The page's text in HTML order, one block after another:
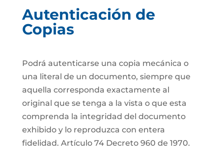
Autenticación de
Copias
Podrá autenticarse una copia mecánica o
una literal de un documento, siempre que
aquella corresponda exactamente al
original que se tenga a la vista o que esta
comprenda la integridad del documento
exhibido y lo reproduzca con entera
fidelidad. Artículo 74 Decreto 960 de 1970.